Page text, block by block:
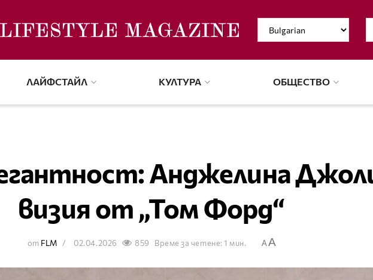
ЛАЙФСТАЙЛ КУЛТУРА ОБЩЕСТВО
Анджелина
визия от „Том Форд“
от FLM 02.04.2026 859 Време за четене: 1 мин. AA